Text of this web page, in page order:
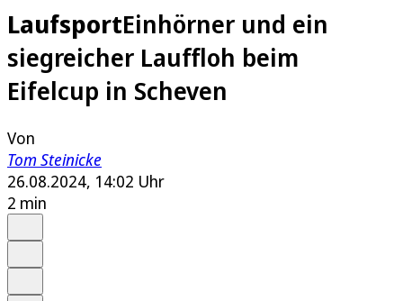
LaufsportEinhörner und ein
siegreicher Lauffloh beim
Eifelcup in Scheven
Von
Tom Steinicke
26.08.2024, 14:02 Uhr
2 min